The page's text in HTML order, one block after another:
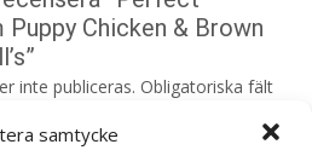
samtycke
Chicken & Brown
inte publiceras. Obligatoriska fält